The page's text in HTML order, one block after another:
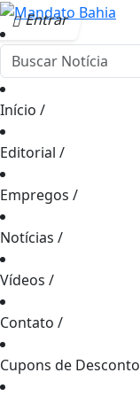
Entrar
Início /
Editorial /
Empregos /
Notícias /
Vídeos /
Contato /
Cupons de Desconto